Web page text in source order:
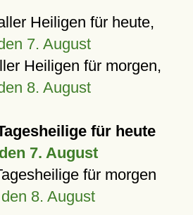
Heiligen für heute,
7. August
Heiligen für morgen,
8. August
für heute
7. August
für morgen
8. August